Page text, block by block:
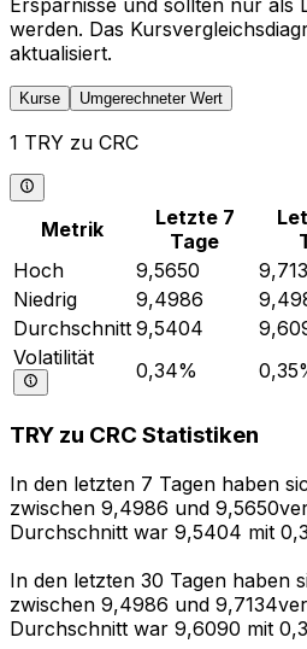
Ersparnisse und sollten nur als
werden. Das
aktualisiert.
Kurse Umgerechneter Wert
1 TRY zu CRC
Metrik
Letzte 7
Tage
Hoch
9,5650
Niedrig
9,4986
Durchschnitt 9,5404
Volatilität
0,34%
TRY zu CRC Statistiken
In den letzten 7 Tagen haben
zwischen 9,4986 und
Durchschnitt war 9,5404 mit
In den letzten 30 Tagen haben
zwischen 9,4986 und
Durchschnitt war 9,6090 mit